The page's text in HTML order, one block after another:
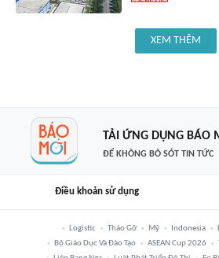
XEM THÊM
TẢI ỨNG DỤNG BÁO
ĐỂ KHÔNG BỎ SÓT TIN TỨC
Điều khoản sử dụng
Logistic Tháo Gỡ Mỹ Indonesia
Bộ Giáo Dục Và Đào Tạo
ASEAN Cup 2026